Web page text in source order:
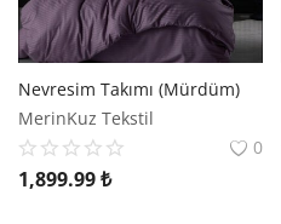
Nevresim Takımı (Mürdüm)
MerinKuz Tekstil
0
1,899.99₺